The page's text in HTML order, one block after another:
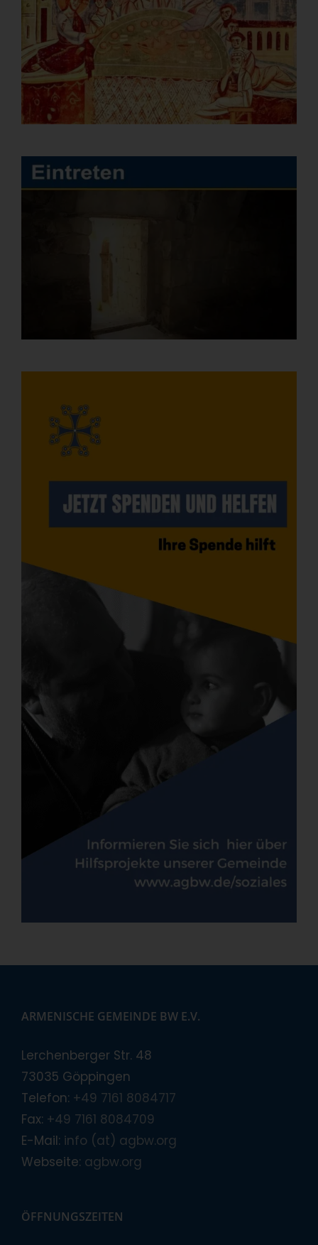
ARMENISCHE GEMEINDE BW E.V.
Lerchenberger Str. 48
73035 Göppingen
Telefon: +49 7161 8084717
Fax: +49 7161 8084709
E-Mail: info (at) agbw.org
Webseite: agbw.org
ÖFFNUNGSZEITEN